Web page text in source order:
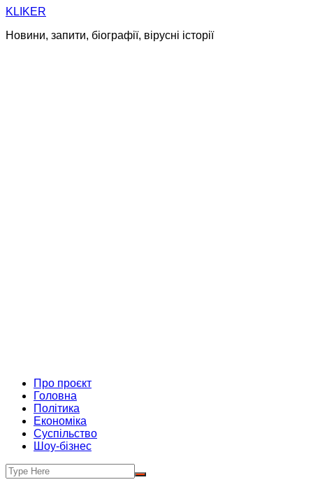
Skip
content
KLIKER
Новини, запити, біографії, вірусні історії
Про проєкт
Головна
Політика
Економіка
Суспільство
Шоу-бізнес